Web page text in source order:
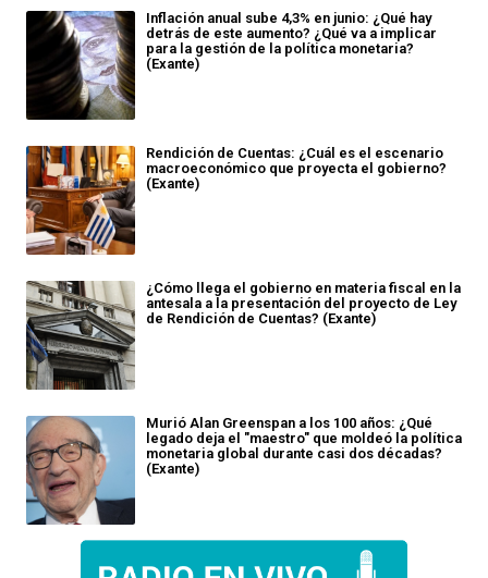
Inflación anual sube 4,3% en junio: ¿Qué hay
detrás de este aumento? ¿Qué va a implicar
para la gestión de la política monetaria?
(Exante)
Rendición de Cuentas: ¿Cuál es el escenario
macroeconómico que proyecta el gobierno?
(Exante)
¿Cómo llega el gobierno en materia fiscal en la
antesala a la presentación del proyecto de Ley
de Rendición de Cuentas? (Exante)
Murió Alan Greenspan a los 100 años: ¿Qué
legado deja el "maestro" que moldeó la política
monetaria global durante casi dos décadas?
(Exante)